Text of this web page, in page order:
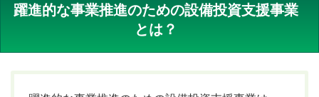
躍進的な事業推進のための設備投資支援事業
とは？